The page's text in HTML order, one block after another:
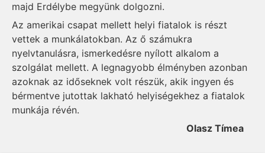
majd Erdélybe megyünk dolgozni.
Az amerikai csapat mellett helyi fiatalok is részt
vettek a munkálatokban. Az ő számukra
nyelvtanulásra, ismerkedésre nyílott alkalom a
szolgálat mellett. A legnagyobb élményben azonban
azoknak az időseknek volt részük, akik ingyen és
bérmentve jutottak lakható helyiségekhez a fiatalok
munkája révén.
Olasz Tímea